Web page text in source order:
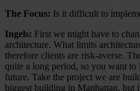
The Focus: Is it difficult to
Ingels: First we might have to
architecture. What limits
therefore clients are risk-averse.
quite a long period, so you want
future. Take the project we are
biggest building in Manhattan, but